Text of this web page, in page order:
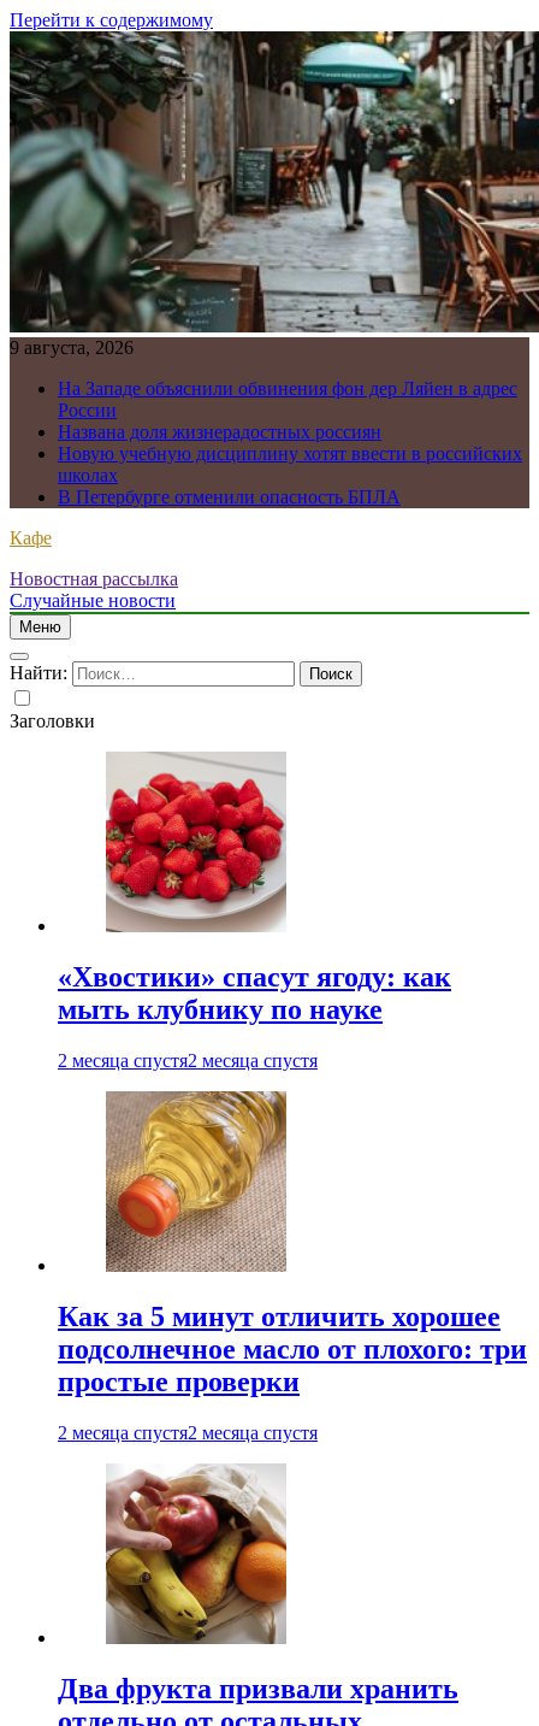
Перейти к содержимому
9 августа, 2026
На Западе объяснили обвинения фон дер Ляйен в адрес
России
Названа доля жизнерадостных россиян
Новую учебную дисциплину хотят ввести в российских
школах
В Петербурге отменили опасность БПЛА
Кафе
Новостная рассылка
Случайные новости
Меню
Найти:
Заголовки
«Хвостики» спасут ягоду: как
мыть клубнику по науке
2 месяца спустя2 месяца спустя
Как за 5 минут отличить хорошее
подсолнечное масло от плохого: три
простые проверки
2 месяца спустя2 месяца спустя
Два фрукта призвали хранить